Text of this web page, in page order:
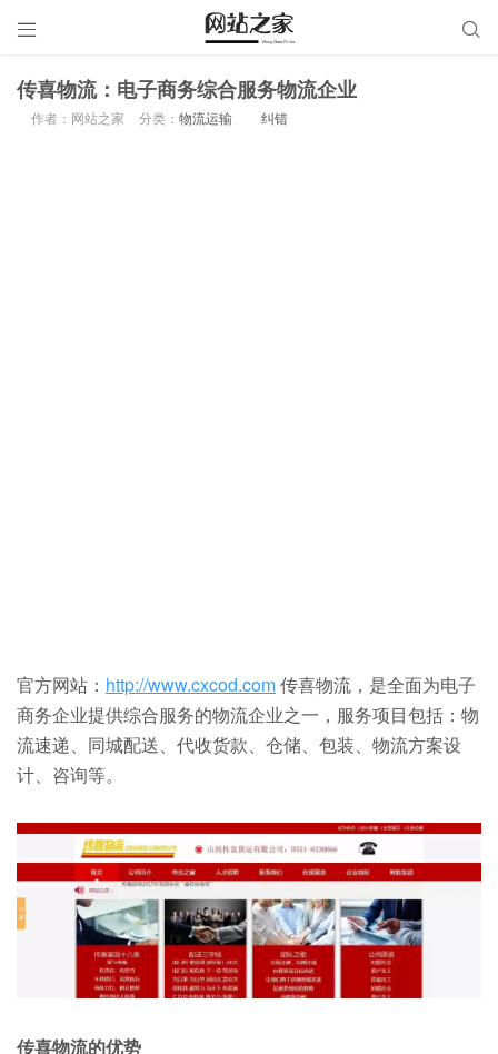
 
传喜物流：电子商务综合服务物流企业
作者：网站之家 分类： 物流运输 纠错
官方网站： http://www.cxcod.com传喜物流，是全面为电子
商务企业提供综合服务的物流企业之一，服务项目包括：物
流速递、同城配送、代收货款、仓储、包装、物流方案设
计、咨询等。
传喜物流的优势